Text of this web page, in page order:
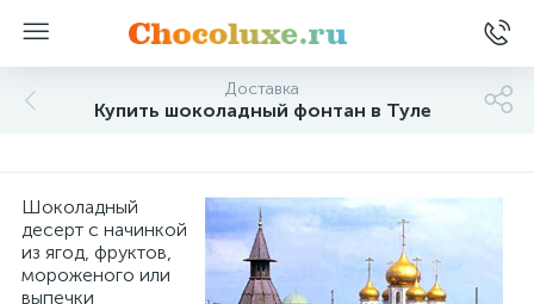
Доставка
Купить шоколадный фонтан в Туле
Шоколадный
десерт с начинкой
из ягод, фруктов,
мороженого или
выпечки